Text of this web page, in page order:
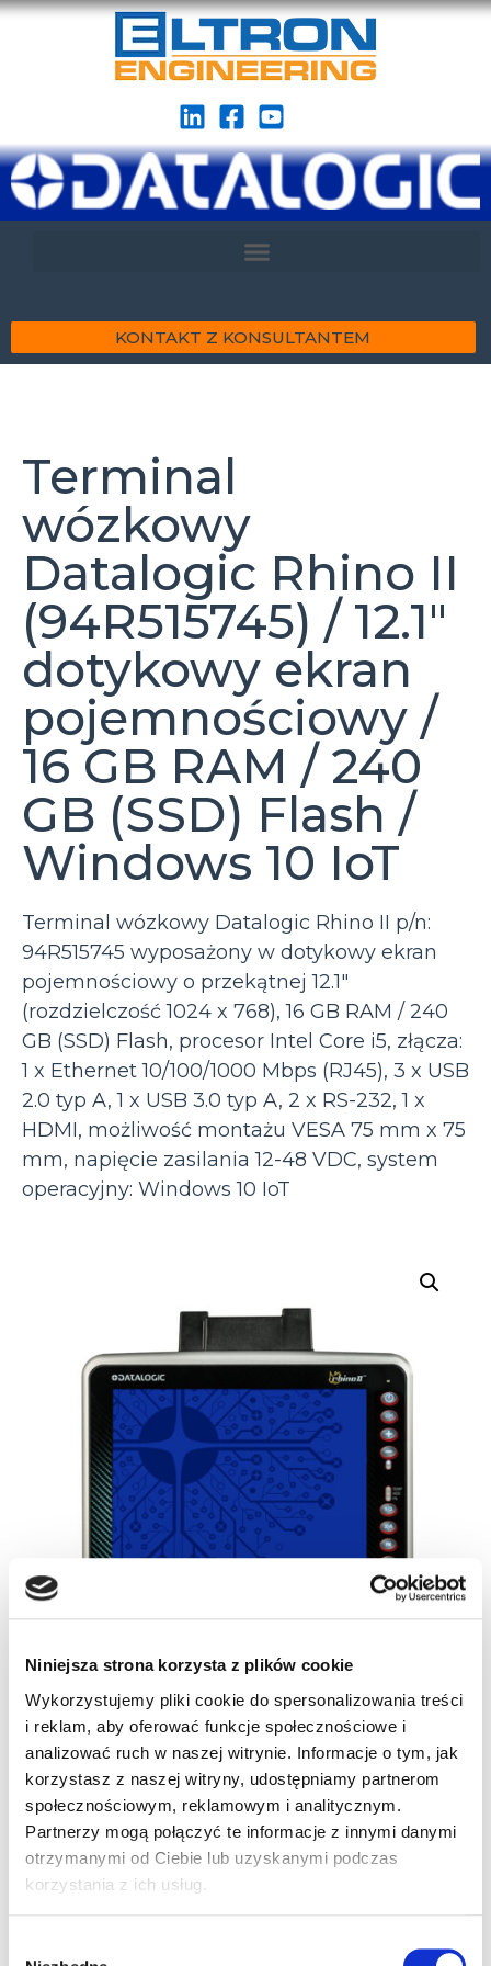
Niniejsza strona korzysta z plików cookie
Wykorzystujemy pliki cookie do spersonalizowania treści
i reklam, aby oferować funkcje społecznościowe i
analizować ruch w naszej witrynie. Informacje o tym, jak
korzystasz z naszej witryny, udostępniamy partnerom
społecznościowym, reklamowym i analitycznym.
Partnerzy mogą połączyć te informacje z innymi danymi
otrzymanymi od Ciebie lub uzyskanymi podczas
korzystania z ich usług.
KONTAKT Z KONSULTANTEM
Terminal
wózkowy
Datalogic Rhino II
(94R515745) / 12.1″
dotykowy ekran
pojemnościowy /
16 GB RAM / 240
GB (SSD) Flash /
Windows 10 IoT
Terminal wózkowy Datalogic Rhino II p/n:
94R515745 wyposażony w dotykowy ekran
pojemnościowy o przekątnej 12.1″
(rozdzielczość 1024 x 768), 16 GB RAM / 240
GB (SSD) Flash, procesor Intel Core i5, złącza:
1 x Ethernet 10/100/1000 Mbps (RJ45), 3 x USB
2.0 typ A, 1 x USB 3.0 typ A, 2 x RS-232, 1 x
HDMI, możliwość montażu VESA 75 mm x 75
mm, napięcie zasilania 12-48 VDC, system
operacyjny: Windows 10 IoT
SKU94R515745